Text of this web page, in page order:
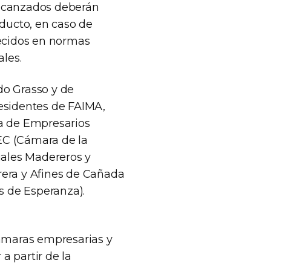
deberán
en caso de
en normas
Grasso y de
de FAIMA,
de Empresarios
(Cámara de la
Madereros y
y Afines de Cañada
de Esperanza).
empresarias y
partir de la